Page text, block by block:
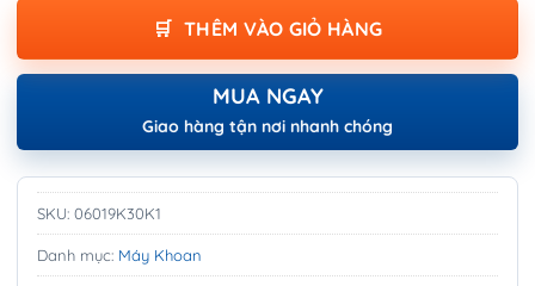
THÊM VÀO GIỎ HÀNG
MUA NGAY
Giao hàng tận nơi nhanh chóng
SKU: 06019K30K1
Danh mục: Máy Khoan